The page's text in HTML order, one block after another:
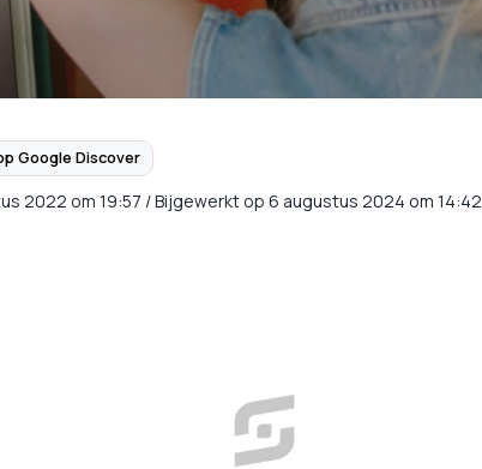
Google Discover
2022 om 19:57 /Bijgewerkt op 6 augustus 2024 om 14:42